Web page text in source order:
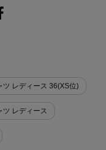
ツ レディース 36(XS位)
ツ レディース